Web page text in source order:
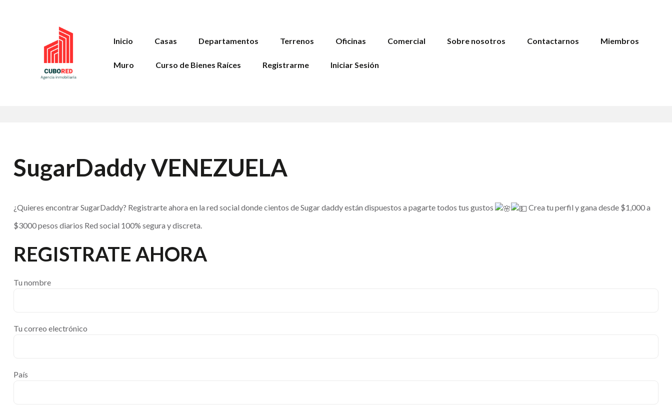
Inicio Casas Departamentos Terrenos Oficinas Comercial Sobre nosotros Contactarnos Miembros
Muro Curso de Bienes Raíces Registrarme Iniciar Sesión
SugarDaddy VENEZUELA
¿Quieres encontrar SugarDaddy? Registrarte ahora en la red social donde cientos de Sugar daddy están dispuestos a pagarte todos tus gustos
Crea tu perfil y gana desde $1,000 a
$3000 pesos diarios Red social 100% segura y discreta.
REGISTRATE AHORA
Tu nombre
Tu correo electrónico
País